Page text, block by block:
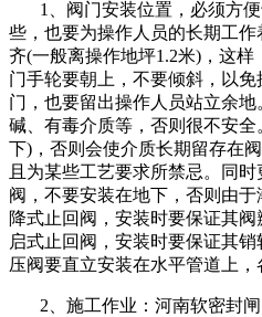
1、阀门安装位置，必须方便
些，也要为操作人员的长期工
齐(一般离操作地坪1.2米)，这
门手轮要朝上，不要倾斜，以
门，也要留出操作人员站立余
碱、有毒介质等，否则很不安
下)，否则会使介质长期留存在
且为某些工艺要求所禁忌。同
阀，不要安装在地下，否则由
降式止回阀，安装时要保证其
启式止回阀，安装时要保证其
压阀要直立安装在水平管道上，
2、施工作业：河南软密封闸